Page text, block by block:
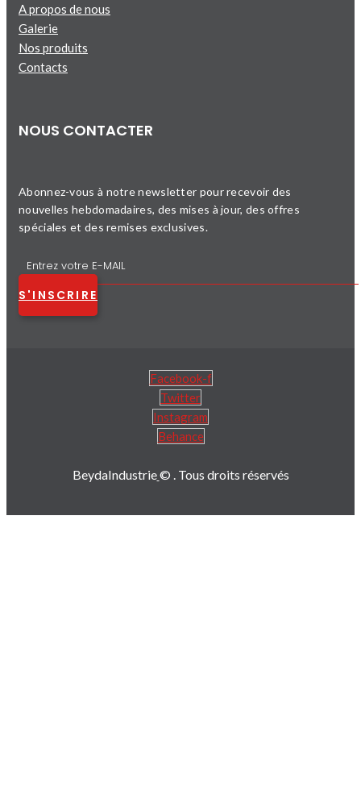
A propos de nous
Galerie
Nos produits
Contacts
NOUS CONTACTER
Abonnez-vous à notre newsletter pour recevoir des
nouvelles hebdomadaires, des mises à jour, des offres
spéciales et des remises exclusives.
S'INSCRIRE
Facebook-f
Twitter
Instagram
Behance
BeydaIndustrie© . Tous droits réservés